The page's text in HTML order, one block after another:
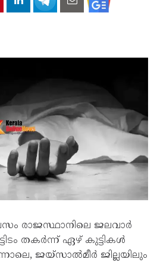
രാജസ്ഥാനിലെ ജലവാർ
തകർന്ന് ഏഴ് കുട്ടികൾ
ജയ്‌സാൽമീർ ജില്ലയിലും